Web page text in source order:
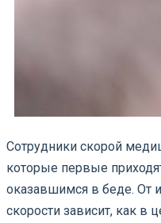
Сотрудники скорой
которые первые
оказавшимся в беде. От
скорости зависит, как в